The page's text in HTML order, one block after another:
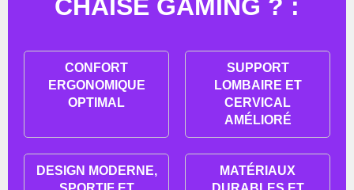
CHAISE GAMING ? :
CONFORT
ERGONOMIQUE
OPTIMAL
SUPPORT
LOMBAIRE ET
CERVICAL
AMÉLIORÉ
DESIGN MODERNE,
MATÉRIAUX